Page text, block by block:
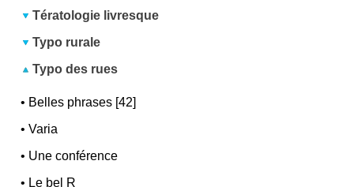
Tératologie livresque
Typo rurale
Typo des rues
• Belles phrases [42]
•Varia
• Une conférence
• Le bel R